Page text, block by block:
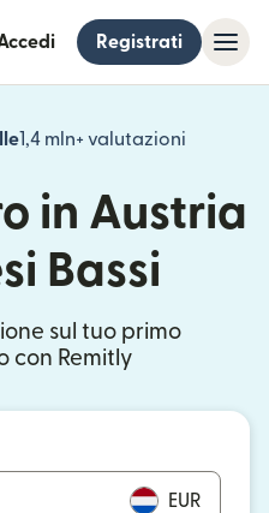
Registrati
1,4 mln+ valutazioni
in Austria
Bassi
sul tuo primo
con Remitly
EUR